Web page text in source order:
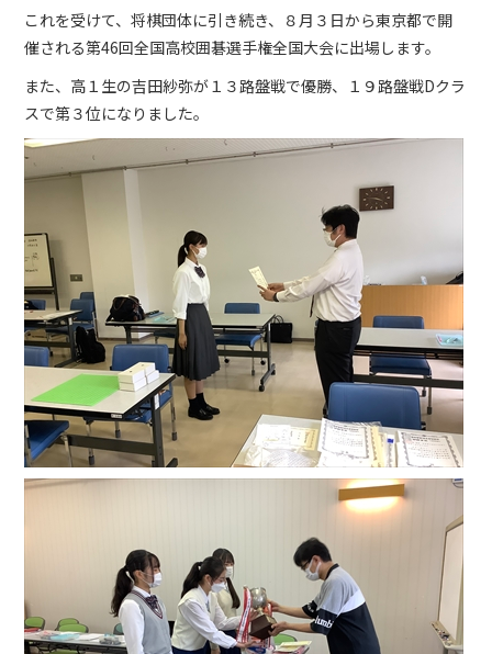
これを受けて、将棋団体に引き続き、８月３日から東京都で開
催される第46回全国高校囲碁選手権全国大会に出場します。
また、高１生の吉田紗弥が１３路盤戦で優勝、１９路盤戦Dクラ
スで第３位になりました。